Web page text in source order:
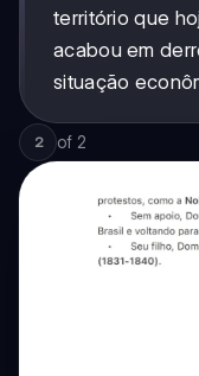
território que
acabou em
situação
2 of 2